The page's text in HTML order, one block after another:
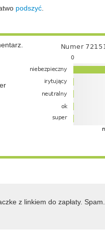
podszyć.
z linkiem do zapłaty. Spam.